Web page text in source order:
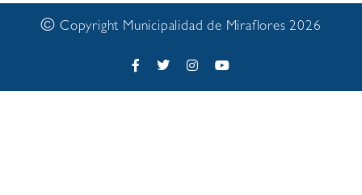
© Copyright Municipalidad de Miraflores 2026